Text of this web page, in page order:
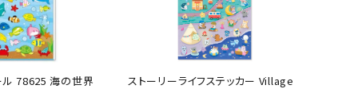
ル 78625 海の世界
ストーリーライフステッカー Village